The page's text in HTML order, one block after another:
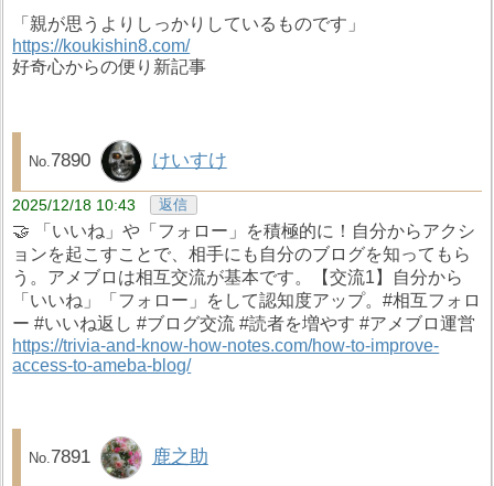
「親が思うよりしっかりしているものです」
https://koukishin8.com/
好奇心からの便り新記事
7890 けいすけ
2025/12/18 10:43 返信
🤝 「いいね」や「フォロー」を積極的に！自分からアクシ
ョンを起こすことで、相手にも自分のブログを知ってもら
う。アメブロは相互交流が基本です。【交流1】自分から
「いいね」「フォロー」をして認知度アップ。#相互フォロ
ー #いいね返し #ブログ交流 #読者を増やす #アメブロ運営
https://trivia-and-know-how-notes.com/how-to-improve-
access-to-ameba-blog/
7891 鹿之助